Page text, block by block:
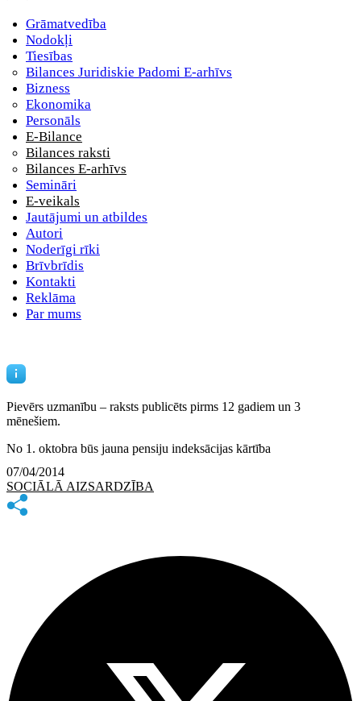
Grāmatvedība
Nodokļi
Tiesības
Bilances Juridiskie Padomi E-arhīvs
Bizness
Ekonomika
Personāls
E-Bilance
Bilances raksti
Bilances E-arhīvs
Semināri
E-veikals
Jautājumi un atbildes
Autori
Noderīgi rīki
Brīvbrīdis
Kontakti
Reklāma
Par mums
Pievērs uzmanību – raksts publicēts pirms 12 gadiem un 3
mēnešiem.
No 1. oktobra būs jauna pensiju indeksācijas kārtība
07/04/2014
SOCIĀLĀ AIZSARDZĪBA